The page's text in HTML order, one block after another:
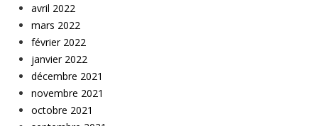
avril 2022
mars 2022
février 2022
janvier 2022
décembre 2021
novembre 2021
octobre 2021